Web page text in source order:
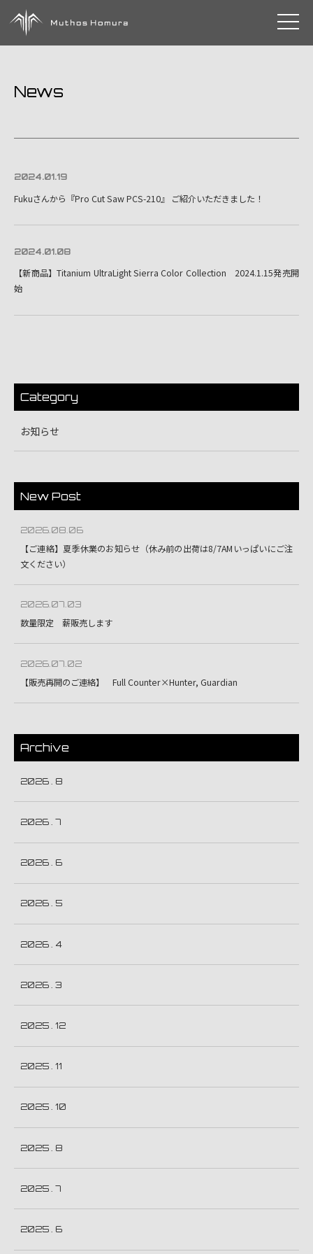
toggle
News
2024.01.19
Fukuさんから『Pro Cut Saw PCS-210』 ご紹介いただきました！
2024.01.08
【新商品】Titanium UltraLight Sierra Color Collection 2024.1.15発売開
始
Category
お知らせ
New Post
2026.08.06
【ご連絡】夏季休業のお知らせ（休み前の出荷は8/7AMいっぱいにご注
文ください）
2026.07.03
数量限定 薪販売します
2026.07.02
【販売再開のご連絡】 Full Counter×Hunter, Guardian
Archive
2026 . 8
2026 . 7
2026 . 6
2026 . 5
2026 . 4
2026 . 3
2025 . 12
2025 . 11
2025 . 10
2025 . 8
2025 . 7
2025 . 6